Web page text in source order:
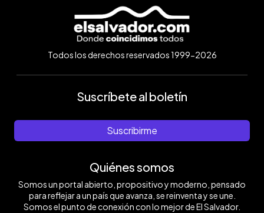
Todos los derechos reservados 1999-2026
Suscríbete al boletín
Suscribirme
Quiénes somos
Somos un portal abierto, propositivo y moderno, pensado
para reflejar a un país que avanza, se reinventa y se une.
Somos el punto de conexión con lo mejor de El Salvador.